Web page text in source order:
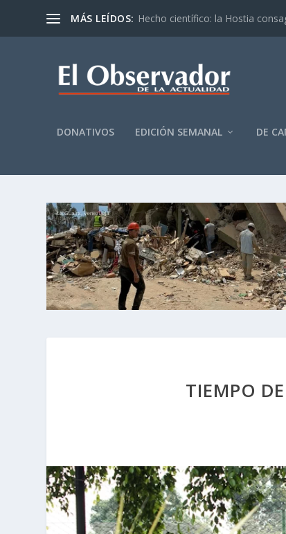
MÁS LEÍDOS: Hecho científico: la Hostia
DONATIVOS EDICIÓN SEMANAL DE
TIEMPO